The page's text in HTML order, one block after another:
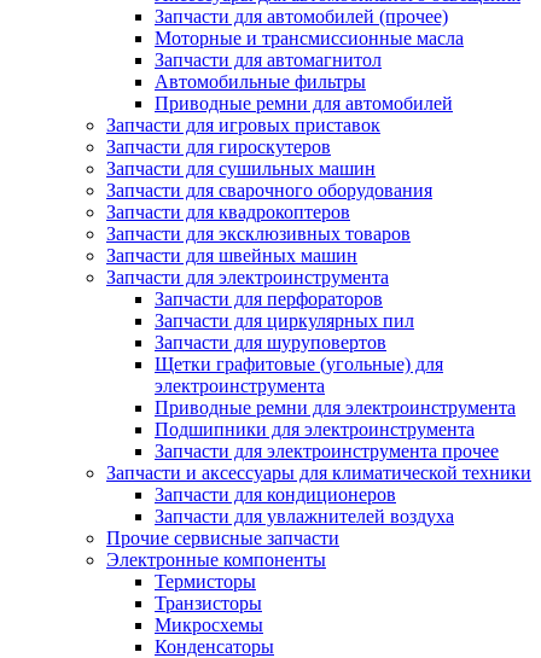
Запчасти для автомобилей (прочее)
Моторные и трансмиссионные масла
Запчасти для автомагнитол
Автомобильные фильтры
Приводные ремни для автомобилей
Запчасти для игровых приставок
Запчасти для гироскутеров
Запчасти для сушильных машин
Запчасти для сварочного оборудования
Запчасти для квадрокоптеров
Запчасти для эксклюзивных товаров
Запчасти для швейных машин
Запчасти для электроинструмента
Запчасти для перфораторов
Запчасти для циркулярных пил
Запчасти для шуруповертов
Щетки графитовые (угольные) для
электроинструмента
Приводные ремни для электроинструмента
Подшипники для электроинструмента
Запчасти для электроинструмента прочее
Запчасти и аксессуары для климатической техники
Запчасти для кондиционеров
Запчасти для увлажнителей воздуха
Прочие сервисные запчасти
Электронные компоненты
Термисторы
Транзисторы
Микросхемы
Конденсаторы